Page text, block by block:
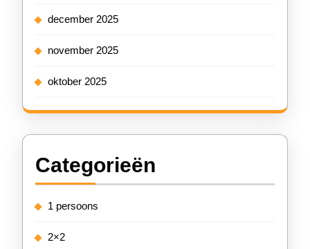
december 2025
november 2025
oktober 2025
Categorieën
1 persoons
2×2